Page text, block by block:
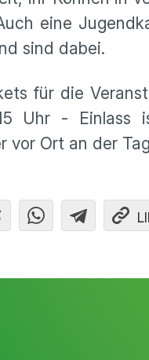
eine
sind dabei.
für die
Uhr - Einlass
vor Ort an der